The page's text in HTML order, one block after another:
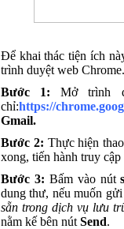
Để khai thác tiện ích
trình duyệt web Chrome.
Bước 1:
Mở trình
chỉ:https://
Gmail.
Bước 2: Thực hiện
xong, tiến hành truy
Bước 3: Bấm vào nút
dung thư, nếu muốn
sẵn trong dịch vụ lưu
nằm kế bên nút Send.